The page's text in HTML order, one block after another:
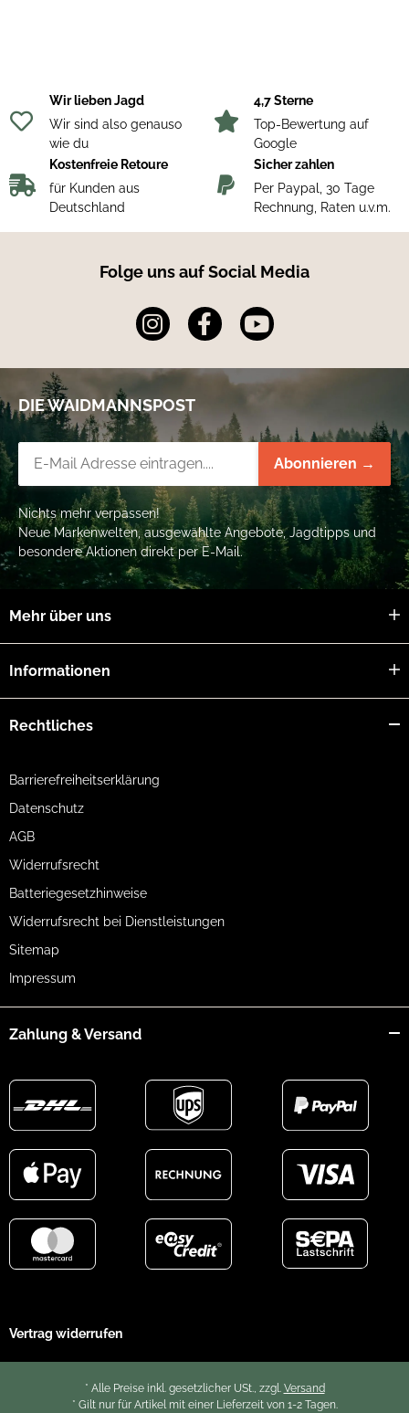
Für noch mehr Vielseitigkeit ist Dein Quadro zusätzlich mit einer
Aufbruchklinge
und einem
ausgestattet – perfekt vorbereitet auf jede Jagd und jedes
Abenteuer.
Wichtige Hinweise zur Sicherheit
Arbeite immer konzentriert mit Deinem Messer, um
Schnittverletzungen
zu vermeiden. Achte darauf, beim
sind gefährlicher als scharfe – schärfe Dein Messer
Wir lieben Jagd
Wir sind also genauso
wie du
4,7 Sterne
Top-Bewertung auf
Google
Kostenfreie Retoure
für Kunden aus
Deutschland
Sicher zahlen
Per Paypal, 30 Tage
Rechnung, Raten u.v.m.
Folge uns auf Social Media
DIE WAIDMANNSPOST
Abonnieren →
Nichts mehr verpassen!
Neue Markenwelten, ausgewählte Angebote, Jagdtipps und
besondere Aktionen direkt per E-Mail.
Mehr über uns
Informationen
Rechtliches
Barrierefreiheitserklärung
Datenschutz
AGB
Widerrufsrecht
Batteriegesetzhinweise
Widerrufsrecht bei Dienstleistungen
Sitemap
Impressum
Zahlung & Versand
Vertrag widerrufen
* Alle Preise inkl. gesetzlicher USt., zzgl. Versand
* Gilt nur für Artikel mit einer Lieferzeit von 1-2 Tagen.